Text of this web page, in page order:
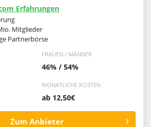
Erfahrungen
Mitglieder
Partnerbörse
FRAUEN / MÄNNER
46% / 54%
MONATLICHE KOSTEN
ab 12,50€
Zum Anbieter